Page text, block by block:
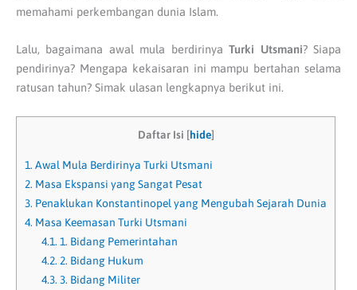
memahami perkembangan dunia Islam.
Lalu, bagaimana awal mula berdirinyaTurki Utsmani? Siapa
pendirinya? Mengapa kekaisaran ini mampu bertahan selama
ratusan tahun? Simak ulasan lengkapnya berikut ini.
Daftar Isi [hide]
1. Awal Mula Berdirinya Turki Utsmani
2. Masa Ekspansi yang Sangat Pesat
3. Penaklukan Konstantinopel yang Mengubah Sejarah Dunia
4. Masa Keemasan Turki Utsmani
4.1. 1. Bidang Pemerintahan
4.2. 2. Bidang Hukum
4.3. 3. Bidang Militer